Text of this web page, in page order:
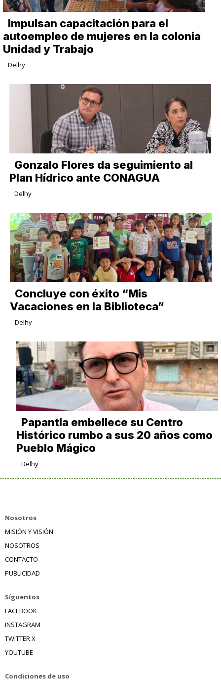
Impulsan capacitación para el
autoempleo de mujeres en la colonia
Unidad y Trabajo
Delhy
Gonzalo Flores da seguimiento al
Plan Hídrico ante CONAGUA
Delhy
Concluye con éxito “Mis
Vacaciones en la Biblioteca”
Delhy
Papantla embellece su Centro
Histórico rumbo a sus 20 años como
Pueblo Mágico
Delhy
Nosotros
MISIÓN Y VISIÓN
NOSOTROS
CONTACTO
PUBLICIDAD
Síguentos
FACEBOOK
INSTAGRAM
TWITTER X
YOUTUBE
Condiciones de uso